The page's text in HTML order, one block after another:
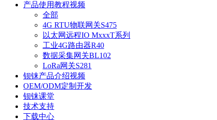
产品使用教程视频
全部
4G RTU物联网关S475
以太网远程IO MxxxT系列
工业4G路由器R40
数据采集网关BL102
LoRa网关S281
钡铼产品介绍视频
OEM/ODM定制开发
钡铼课堂
技术支持
下载中心